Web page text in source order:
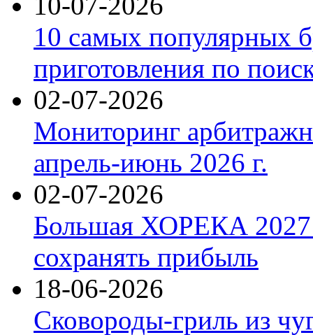
10 самых популярных
приготовления по
02-07-2026
Мониторинг
апрель-июнь 2026 г.
02-07-2026
Большая ХОРЕКА 2027:
сохранять прибыль
18-06-2026
Сковороды-гриль из